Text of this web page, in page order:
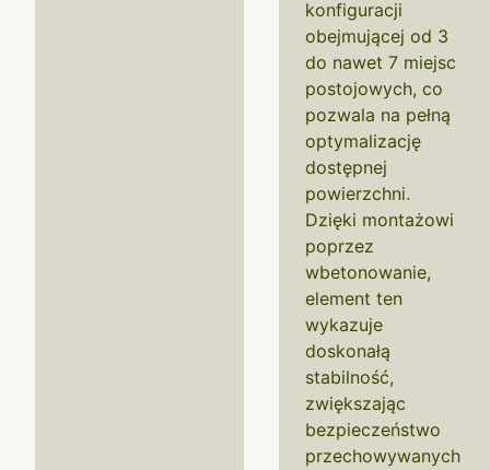
konfiguracji
obejmującej od 3
do nawet 7 miejsc
postojowych, co
pozwala na pełną
optymalizację
dostępnej
powierzchni.
Dzięki montażowi
poprzez
wbetonowanie,
element ten
wykazuje
doskonałą
stabilność,
zwiększając
bezpieczeństwo
przechowywanych